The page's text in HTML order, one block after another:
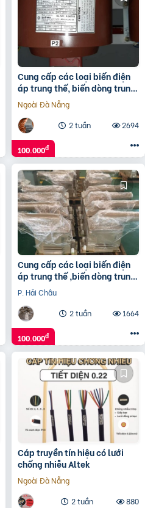
Cung cấp các loại biến điện
áp trung thế, biến dòng trung
thế, tụ bù trung thế
Ngoài Đà Nẵng
2 tuần
2694
100.000đ
Cung cấp các loại biến điện
áp trung thế ,biến dòng trung
thế, tụ bù trung thế
P. Hải Châu
2 tuần
1664
100.000đ
Cáp truyền tín hiệu có lưới
chống nhiễu Altek
Ngoài Đà Nẵng
2 tuần
880